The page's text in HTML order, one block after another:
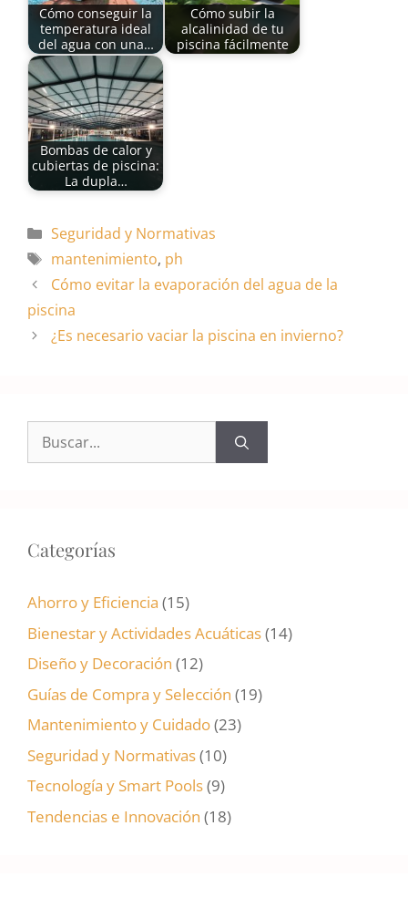
Cómo conseguir la
temperatura ideal
del agua con una…
Cómo subir la
alcalinidad de tu
piscina fácilmente
Bombas de calor y
cubiertas de piscina:
La dupla…
Categorías
Seguridad y Normativas
Etiquetas
mantenimiento, ph
Cómo evitar la evaporación del agua de la
piscina
¿Es necesario vaciar la piscina en invierno?
Buscar:
Categorías
Ahorro y Eficiencia (15)
Bienestar y Actividades Acuáticas(14)
Diseño y Decoración (12)
Guías de Compra y Selección (19)
Mantenimiento y Cuidado(23)
Seguridad y Normativas(10)
Tecnología y Smart Pools(9)
Tendencias e Innovación (18)